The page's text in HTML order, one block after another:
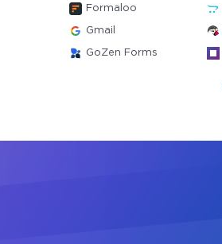
Formaloo
Gmail
GoZen Forms